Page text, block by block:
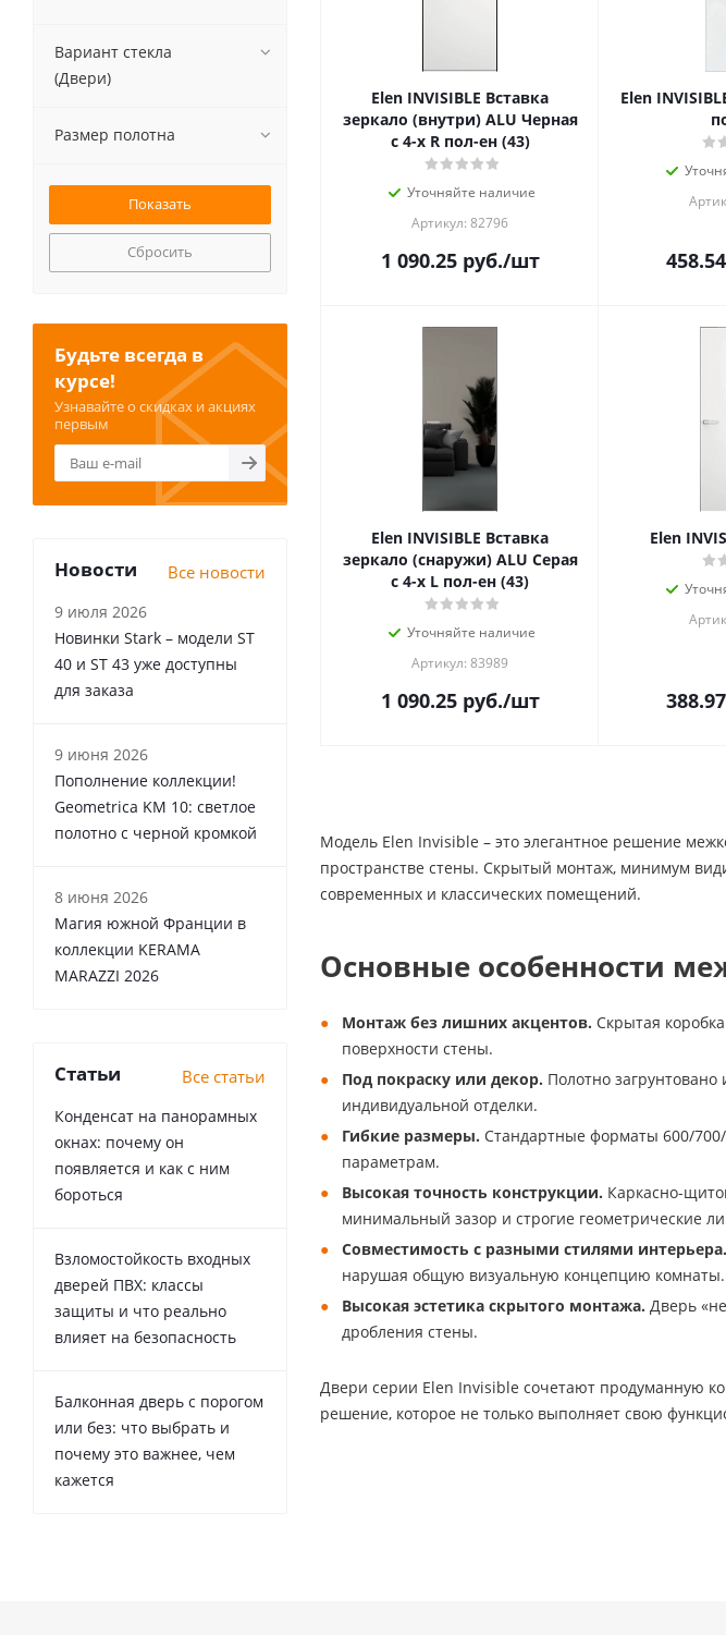
Elen INVISIBLE Вставка
зеркало (внутри) ALU Черная
с 4-х R пол-ен (43)
Уточняйте наличие
Артикул: 82796
1 090.25руб./шт
Elen
458.54
Elen INVISIBLE Вставка
зеркало (снаружи) ALU Серая
с 4-х L пол-ен (43)
Уточняйте наличие
Артикул: 83989
1 090.25руб./шт
Elen
388.97
Модель Elen Invisible – это элегантное решение
пространстве стены. Скрытый монтаж, минимум
современных и классических помещений.
Основные особенности
Монтаж без лишних акцентов. Скрытая
поверхности стены.
Под покраску или декор. Полотно
индивидуальной отделки.
Гибкие размеры. Стандартные форматы 600/
параметрам.
Высокая точность конструкции. Каркасно-
минимальный зазор и строгие геометрические
Совместимость с разными стилями интерьера.
нарушая общую визуальную концепцию комнаты.
Высокая эстетика скрытого монтажа. Дверь
дробления стены.
Двери серии Elen Invisible сочетают продуманную
решение, которое не только выполняет свою
Вариант стекла
(Двери)
Размер полотна
Сбросить
Будьте всегда в
курсе!
Узнавайте о скидках и акциях
первым
Новости Все новости
9 июля 2026
Новинки Stark – модели ST
40 и ST 43 уже доступны
для заказа
9 июня 2026
Пополнение коллекции!
Geometrica KM 10: светлое
полотно с черной кромкой
8 июня 2026
Магия южной Франции в
коллекции KERAMA
MARAZZI 2026
Статьи Все статьи
Конденсат на панорамных
окнах: почему он
появляется и как с ним
бороться
Взломостойкость входных
дверей ПВХ: классы
защиты и что реально
влияет на безопасность
Балконная дверь с порогом
или без: что выбрать и
почему это важнее, чем
кажется